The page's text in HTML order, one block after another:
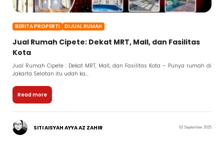
BERITA PROPERTI DIJUAL RUMAH
Jual Rumah Cipete: Dekat MRT, Mall, dan Fasilitas
Kota
Jual Rumah Cipete : Dekat MRT, Mall, dan Fasilitas Kota – Punya rumah di
Jakarta Selatan itu udah ka...
Read more
SITI AISYAH AYYA AZ ZAHIR 02 September 2025